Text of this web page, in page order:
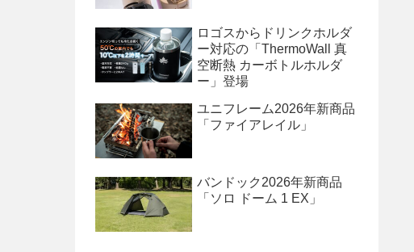
ロゴスからドリンクホルダ
ー対応の「ThermoWall 真
空断熱 カーボトルホルダ
ー」登場
ユニフレーム2026年新商品
「ファイアレイル」
バンドック2026年新商品
「ソロ ドーム 1 EX」